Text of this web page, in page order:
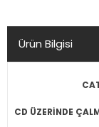
Ürün Bilgisi
CD ÜZERİNDE